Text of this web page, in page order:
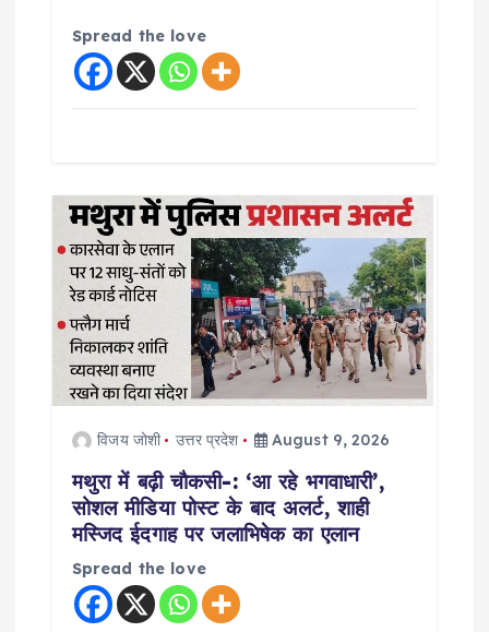
Spread the love
विजय जोशी उत्तर प्रदेश August 9, 2026
मथुरा में बढ़ी चाैकसी-: ‘आ रहे भगवाधारी’,
सोशल मीडिया पोस्ट के बाद अलर्ट, शाही
मस्जिद ईदगाह पर जलाभिषेक का एलान
Spread the love